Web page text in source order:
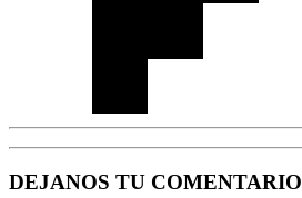
DEJANOS TU COMENTARIO